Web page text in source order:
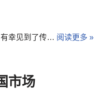
有幸见到了传… 阅读更多 »
市场